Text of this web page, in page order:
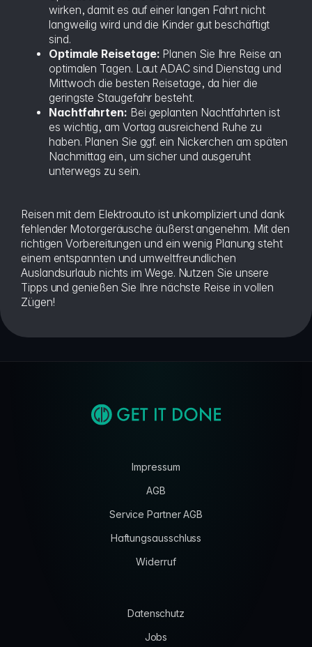
wirken, damit es auf einer langen Fahrt nicht
langweilig wird und die Kinder gut beschäftigt
sind.
Optimale Reisetage: Planen Sie Ihre Reise an
optimalen Tagen. Laut ADAC sind Dienstag und
Mittwoch die besten Reisetage, da hier die
geringste Staugefahr besteht.
Nachtfahrten: Bei geplanten Nachtfahrten ist
es wichtig, am Vortag ausreichend Ruhe zu
haben. Planen Sie ggf. ein Nickerchen am späten
Nachmittag ein, um sicher und ausgeruht
unterwegs zu sein.
Reisen mit dem Elektroauto ist unkompliziert und dank
fehlender Motorgeräusche äußerst angenehm. Mit den
richtigen Vorbereitungen und ein wenig Planung steht
einem entspannten und umweltfreundlichen
Auslandsurlaub nichts im Wege. Nutzen Sie unsere
Tipps und genießen Sie Ihre nächste Reise in vollen
Zügen!
Impressum
AGB
Service Partner AGB
Haftungsausschluss
Widerruf
Datenschutz
Jobs